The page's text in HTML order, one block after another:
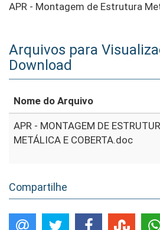
APR - Montagem de Estrutura
Arquivos para
Download
Nome do Arquivo
APR - MONTAGEM DE
METÁLICA E COBERTA.doc
Compartilhe